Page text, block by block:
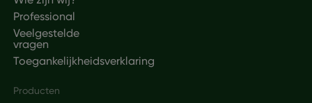
Professional
Veelgestelde
vragen
Toegankelijkheidsverklaring
Producten